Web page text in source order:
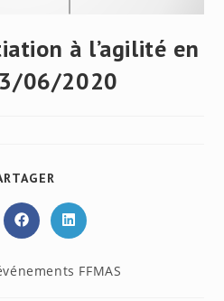
à l’agilité en
06/2020
CONTENU
Ouvrir
dans
fenêtre
Ouvrir
dans
autre
fenêtre
FFMAS